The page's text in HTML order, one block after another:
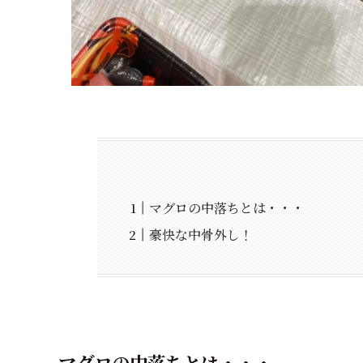
マグロの中落ちとは・・・
豪快な中骨外し！